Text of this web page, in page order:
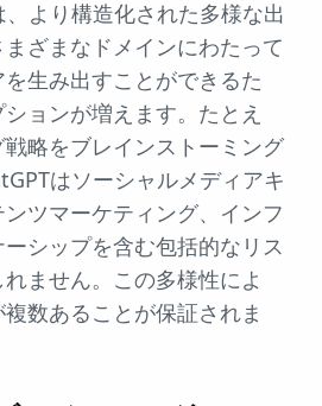
より構造化された多様な出
ざまなドメインにわたって
生み出すことができるた
ョンが増えます。たとえ
略をブレインストーミング
はソーシャルメディアキ
ツマーケティング、インフ
シップを含む包括的なリス
ません。この多様性によ
数あることが保証されま